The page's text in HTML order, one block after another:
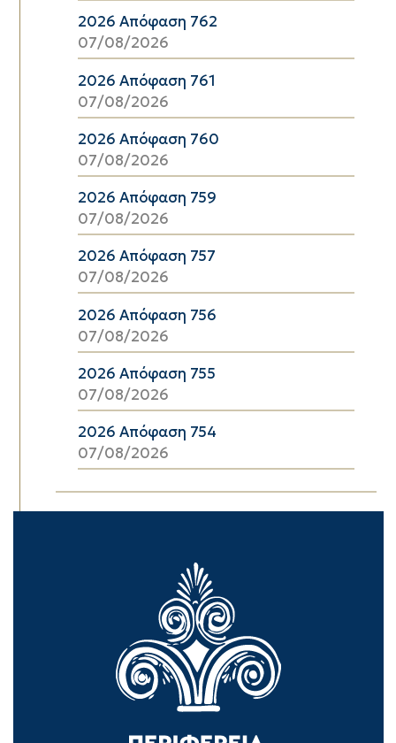
2026 Απόφαση 762
07/08/2026
2026 Απόφαση 761
07/08/2026
2026 Απόφαση 760
07/08/2026
2026 Απόφαση 759
07/08/2026
2026 Απόφαση 757
07/08/2026
2026 Απόφαση 756
07/08/2026
2026 Απόφαση 755
07/08/2026
2026 Απόφαση 754
07/08/2026